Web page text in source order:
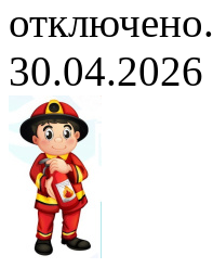
отключено.
30.04.2026